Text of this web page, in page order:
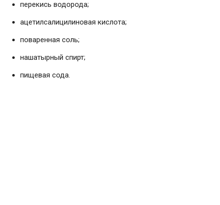
перекись водорода;
ацетилсалицилиновая кислота;
поваренная соль;
нашатырный спирт;
пищевая сода.